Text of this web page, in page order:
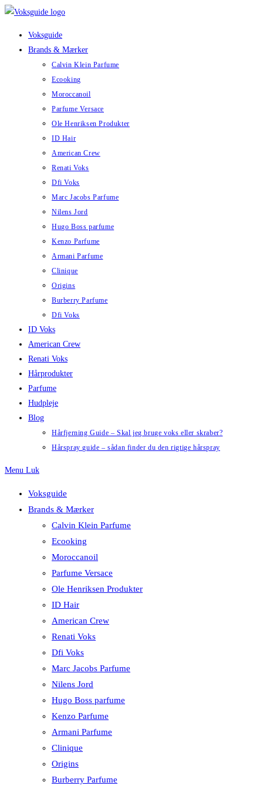
Skip
Voksguide
Brands & Mærker
Calvin Klein Parfume
Ecooking
Moroccanoil
Parfume Versace
Ole Henriksen Produkter
ID Hair
American Crew
Renati Voks
Dfi Voks
Marc Jacobs Parfume
Nilens Jord
Hugo Boss parfume
Kenzo Parfume
Armani Parfume
Clinique
Origins
Burberry Parfume
Dfi Voks
ID Voks
American Crew
Renati Voks
Hårprodukter
Parfume
Hudpleje
Blog
Hårfjerning Guide – Skal jeg bruge voks eller skraber?
Hårspray guide – sådan finder du den rigtige hårspray
Menu Luk
Voksguide
Brands & Mærker
Calvin Klein Parfume
Ecooking
Moroccanoil
Parfume Versace
Ole Henriksen Produkter
ID Hair
American Crew
Renati Voks
Dfi Voks
Marc Jacobs Parfume
Nilens Jord
Hugo Boss parfume
Kenzo Parfume
Armani Parfume
Clinique
Origins
Burberry Parfume